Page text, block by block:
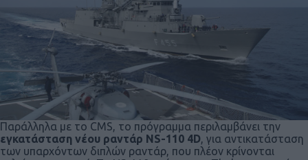
Παράλληλα με το CMS, το πρόγραμμα περιλαμβάνει την
εγκατάσταση νέου ραντάρ NS-110 4D, για αντικατάσταση
των υπαρχόντων διπλών ραντάρ, που πλέον κρίνονται